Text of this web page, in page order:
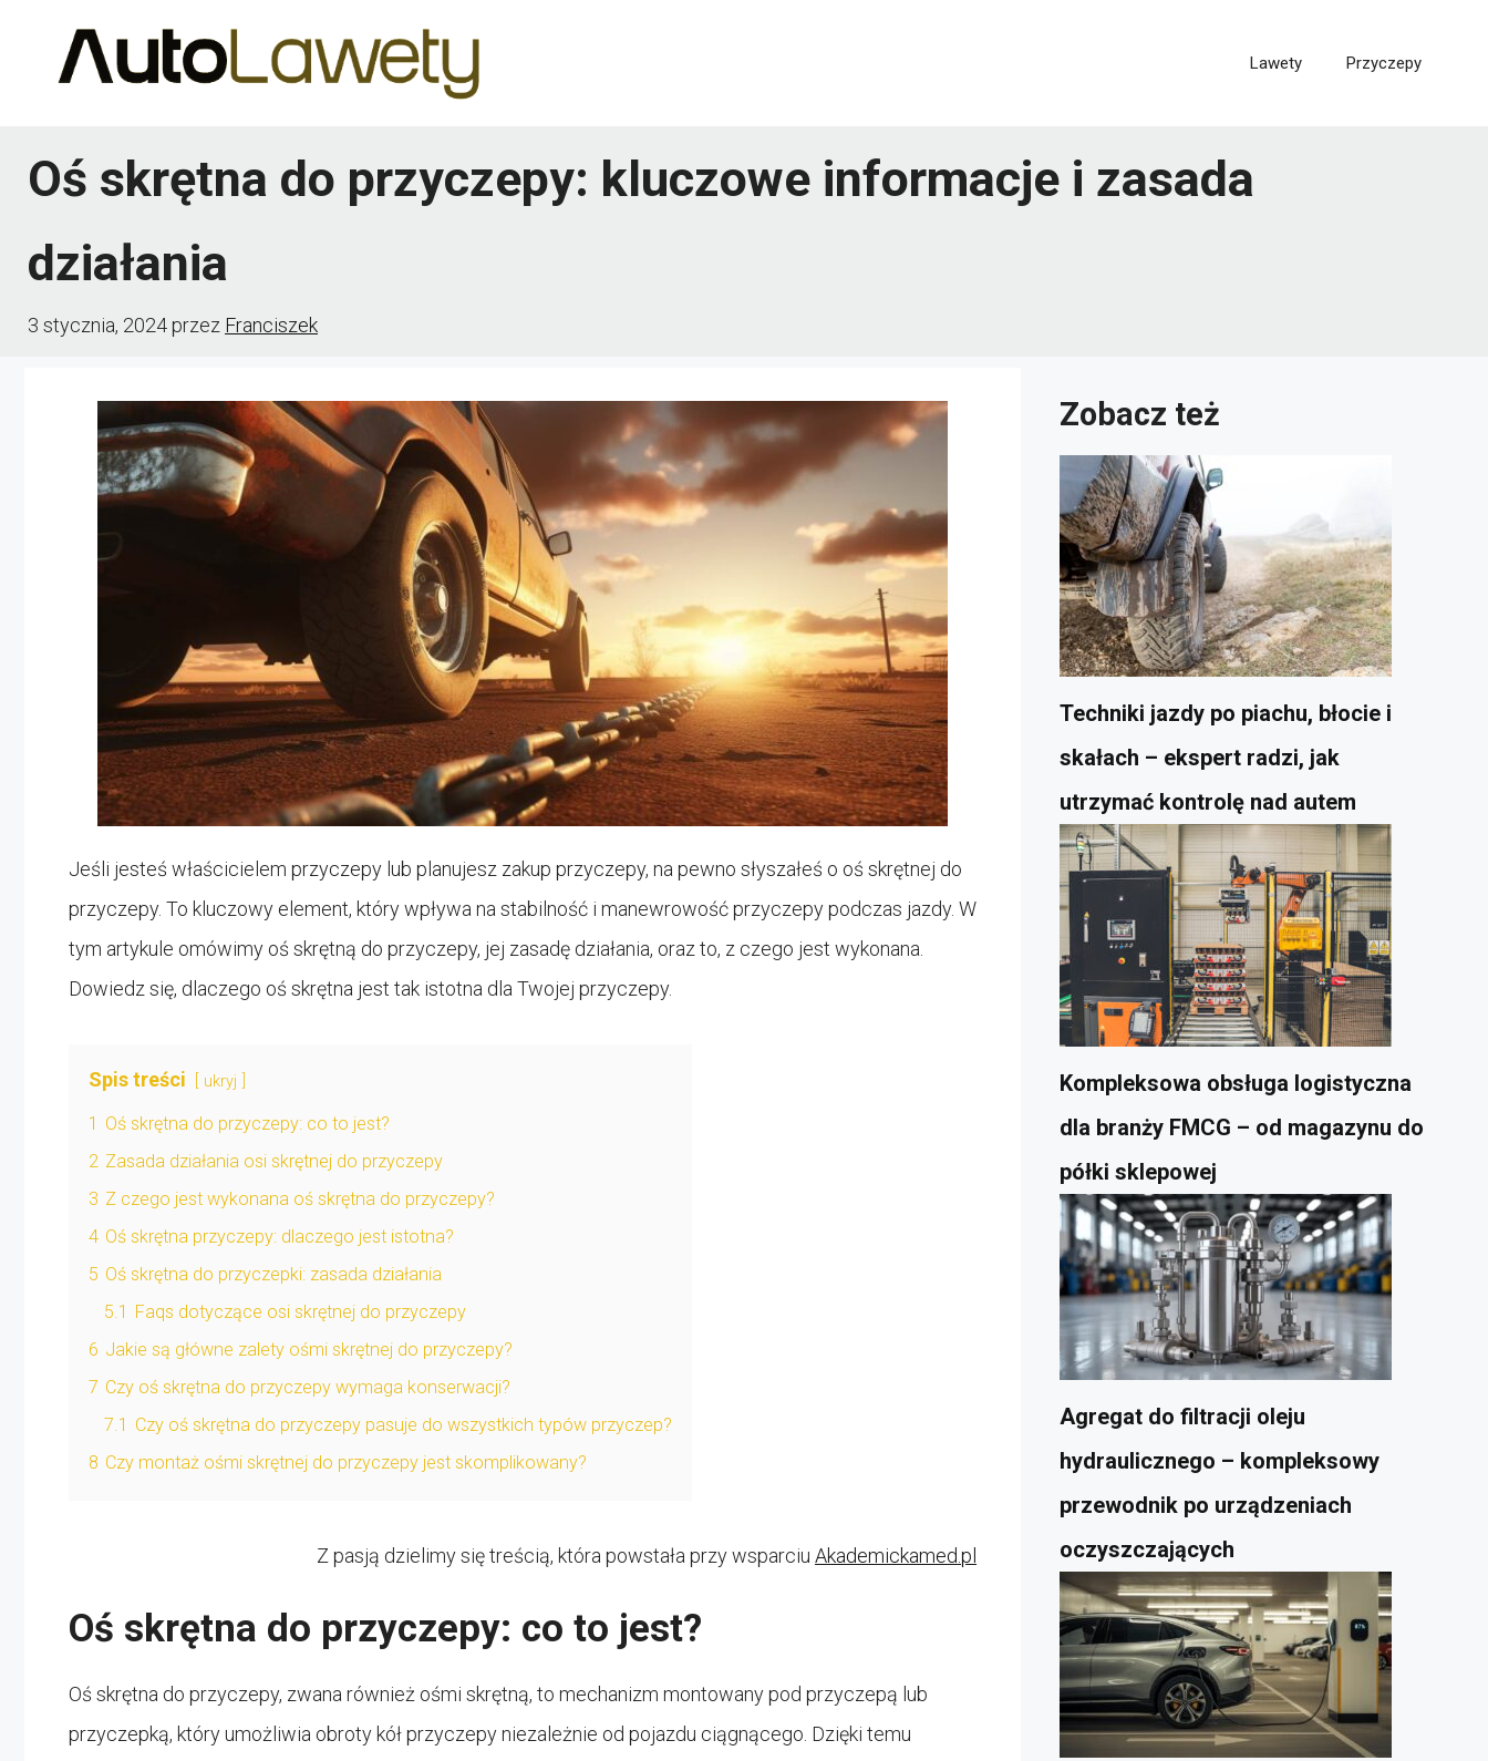
Lawety Przyczepy
Oś skrętna do przyczepy: kluczowe informacje i zasada
działania
3 stycznia, 2024przez Franciszek
Jeśli jesteś właścicielem przyczepy lub planujesz zakup przyczepy, na pewno słyszałeś o oś skrętnej do
przyczepy. To kluczowy element, który wpływa na stabilność i manewrowość przyczepy podczas jazdy. W
tym artykule omówimy oś skrętną do przyczepy, jej zasadę działania, oraz to, z czego jest wykonana.
Dowiedz się, dlaczego oś skrętna jest tak istotna dla Twojej przyczepy.
Spis treści ukryj
1 Oś skrętna do przyczepy: co to jest?
2 Zasada działania osi skrętnej do przyczepy
3 Z czego jest wykonana oś skrętna do przyczepy?
4 Oś skrętna przyczepy: dlaczego jest istotna?
5 Oś skrętna do przyczepki: zasada działania
5.1
Faqs dotyczące osi skrętnej do przyczepy
6 Jakie są główne zalety ośmi skrętnej do przyczepy?
7 Czy oś skrętna do przyczepy wymaga konserwacji?
7.1 Czy oś skrętna do przyczepy pasuje do wszystkich typów przyczep?
8 Czy montaż ośmi skrętnej do przyczepy jest skomplikowany?
Z pasją dzielimy się treścią, która powstała przy wsparciu Akademickamed.pl
Oś skrętna do przyczepy: co to jest?
Oś skrętna do przyczepy, zwana również ośmi skrętną, to mechanizm montowany pod przyczepą lub
przyczepką, który umożliwia obroty kół przyczepy niezależnie od pojazdu ciągnącego. Dzięki temu
Zobacz też
Techniki jazdy po piachu, błocie i
skałach – ekspert radzi, jak
utrzymać kontrolę nad autem
Kompleksowa obsługa logistyczna
dla branży FMCG – od magazynu do
półki sklepowej
Agregat do filtracji oleju
hydraulicznego – kompleksowy
przewodnik po urządzeniach
oczyszczających